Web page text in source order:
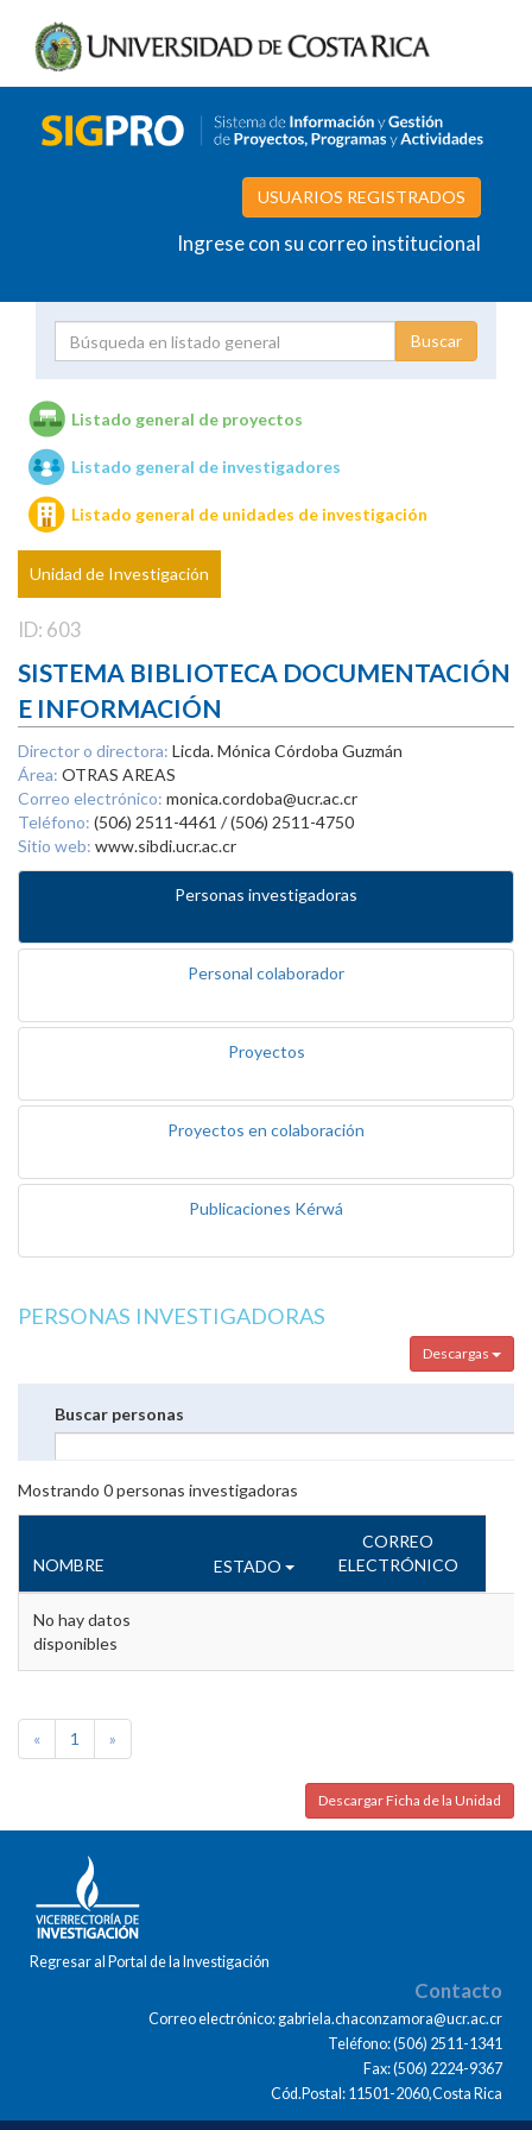
USUARIOS REGISTRADOS
Ingrese con su correo institucional
Unidades de investigación
Listado general de proyectos
Listado general de investigadores
Listado general de unidades de investigación
Unidad de Investigación
ID: 603
SISTEMA BIBLIOTECA DOCUMENTACIÓN
E INFORMACIÓN
Director o directora: Licda. Mónica Córdoba Guzmán
Área: OTRAS AREAS
Correo electrónico: monica.cordoba@ucr.ac.cr
Teléfono: (506) 2511-4461 / (506) 2511-4750
Sitio web: www.sibdi.ucr.ac.cr
Personas investigadoras
Personal colaborador
Proyectos
Proyectos en colaboración
Publicaciones Kérwá
PERSONAS INVESTIGADORAS
Descargas
Buscar personas
Mostrando 0personas investigadoras
NOMBRE ESTADO
CORREO
ELECTRÓNICO
No hay datos
disponibles
« 1 »
Descargar Ficha de la Unidad
Regresar al Portal de la Investigación
Contacto
Correo electrónico: gabriela.chaconzamora@ucr.ac.cr
Teléfono: (506) 2511-1341
Fax: (506) 2224-9367
Cód.Postal: 11501-2060,Costa Rica